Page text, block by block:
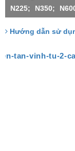
N225; N350;
N4500X4;
Hướng dẫn sử